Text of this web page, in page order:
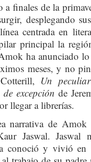
a finales de la
desplegando
centrada en
principal la
ha anunciado lo
meses, y no
Un
excepción de
llegar a librerías.
narrativa de Amok
Jaswal. Jaswal
conoció y vivió en